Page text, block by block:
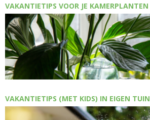
VAKANTIETIPS VOOR JE KAMERPLANTEN
VAKANTIETIPS (MET KIDS) IN EIGEN TUIN